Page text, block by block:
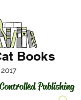
Publishing
Books